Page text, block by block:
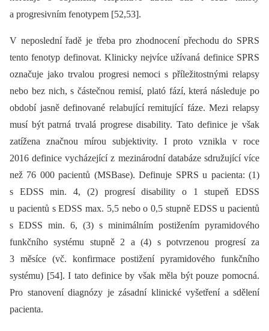
a progresivním fenotypem [52,53].
V neposlední řadě je třeba pro zhodnocení přechodu do SPRS
tento fenotyp definovat. Klinicky nejvíce užívaná definice SPRS
označuje jako trvalou progresi nemoci s příležitostnými relapsy
nebo bez nich, s částečnou remisí, plató fází, která následuje po
období jasně definované relabující remitující fáze. Mezi relapsy
musí být patrná trvalá progrese disability. Tato definice je však
zatížena značnou mírou subjektivity. I proto vznikla v roce
2016 definice vycházející z mezinárodní databáze sdružující více
než 76 000 pacientů (MSBase). Definuje SPRS u pacienta: (1)
s EDSS min. 4, (2) progresí disability o 1 stupeň EDSS
u pacientů s EDSS max. 5,5 nebo o 0,5 stupně EDSS u pacientů
s EDSS min. 6, (3) s minimálním postižením pyramidového
funkčního systému stupně 2 a (4) s potvrzenou progresí za
3 měsíce (vč. konfirmace postižení pyramidového funkčního
systému) [54]. I tato definice by však měla být pouze pomocná.
Pro stanovení dia­gnózy je zásadní klinické vyšetření a sdělení
pacienta.